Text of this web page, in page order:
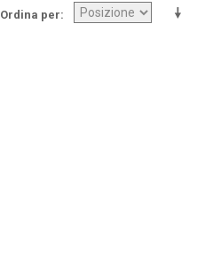
Ordina per